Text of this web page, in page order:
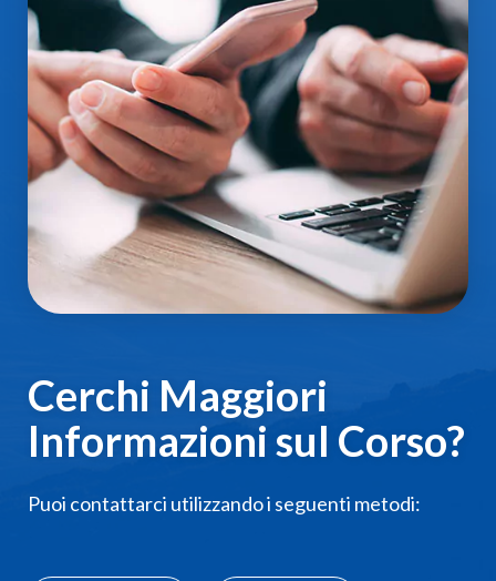
Cerchi Maggiori
Informazioni sul Corso?
Puoi contattarci utilizzando i seguenti metodi: